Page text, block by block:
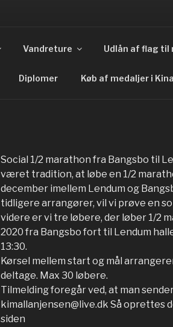
Vandreture Udlån af flag
Diplomer Køb af medaljer i Kina
Social 1/2 marathon fra Bangsbo til
været tradition, at løbe en 1/2
december imellem Lendum og
tidligere arrangører, vil vi prøve en
videre er vi tre løbere, der løber 1/2
2020 fra Bangsbo fort til Lendum
13:30.
Kørsel mellem start og mål
deltage. Max 30 løbere.
Tilmelding foregår ved, at man
kimallanjensen@live.dk Så oprettes
siden